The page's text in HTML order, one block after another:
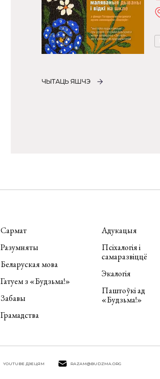
ЧЫТАЦЬ ЯШЧЭ
Сармат
Разумняты
Беларуская мова
Гатуем з «Будзьма!»
Забавы
Грамадства
Адукацыя
Псіхалогія і
самаразвіццё
Экалогія
Паштоўкі ад
«Будзьма!»
YOUTUBE ДЗЕЦЯМ RAZAM@BUDZMA.ORG